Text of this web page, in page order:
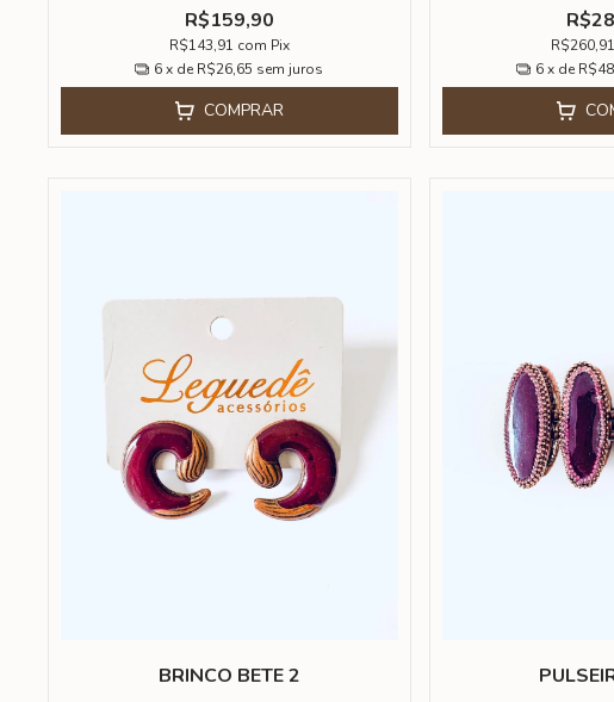
R$159,90
R$143,91 com Pix
6 x de R$26,65 sem juros
COMPRAR
R$260,91
6x de
BRINCO BETE 2